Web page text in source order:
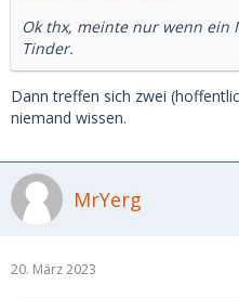
Ok thx, meinte nur wenn
Tinder.
Dann treffen sich zwei
niemand wissen.
MrYerg
20. März 2023